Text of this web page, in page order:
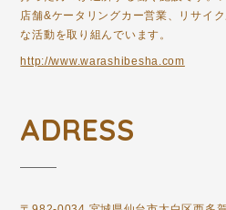
店舗&ケータリングカー営業、リサイ
な活動を取り組んでいます。
http://www.warashibesha.com
ADRESS